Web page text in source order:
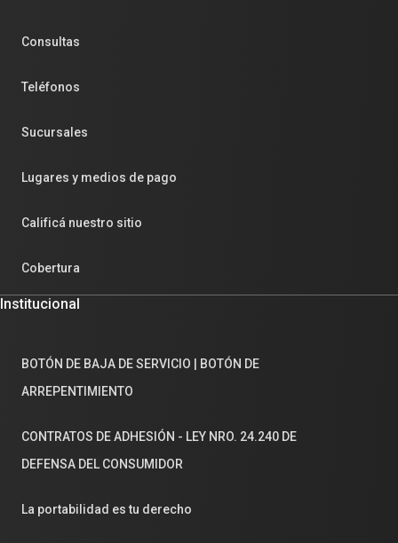
Consultas
Teléfonos
Sucursales
Lugares y medios de pago
Calificá nuestro sitio
Cobertura
Institucional
BOTÓN DE BAJA DE SERVICIO | BOTÓN DE
ARREPENTIMIENTO
CONTRATOS DE ADHESIÓN - LEY NRO. 24.240 DE
DEFENSA DEL CONSUMIDOR
La portabilidad es tu derecho